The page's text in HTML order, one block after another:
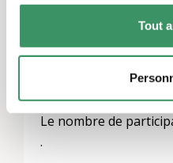
Tout
100 Fr. pour les
qui en font la
totalement dispensés
cas justifiés.
Le nombre de
.